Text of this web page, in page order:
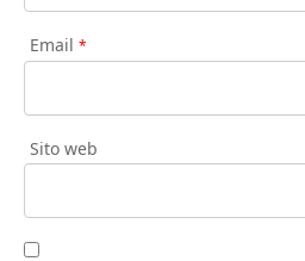
Email *
Sito web